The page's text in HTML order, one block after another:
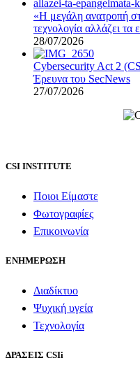
«Η μεγάλη ανατροπή
τεχνολογία αλλάζει
28/07/2026
Cybersecurity Act 2
Έρευνα του SecNews
27/07/2026
CSI INSTITUTE
Ποιοι Είμαστε
Φωτογραφίες
Επικοινωνία
ΕΝΗΜΕΡΩΣΗ
Διαδίκτυο
Ψυχική υγεία
Τεχνολογία
ΔΡΑΣΕΙΣ CSIi